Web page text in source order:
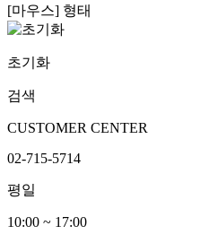
[마우스] 형태
초기화
검색
CUSTOMER CENTER
02-715-5714
평일
10:00 ~ 17:00